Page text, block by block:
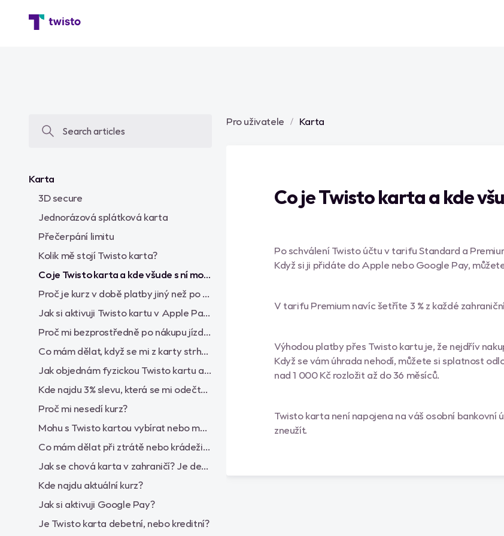
Karta
3D secure
Jednorázová splátková karta
Přečerpání limitu
Kolik mě stojí Twisto karta?
Co je Twisto karta a kde všude s ní mohu platit?
Proč je kurz v době platby jiný než po zaúčtování?
Jak si aktivuji Twisto kartu v Apple Pay?
Proč mi bezprostředně po nákupu jízdenky z terminálu byla z účtu odečtena částka 1 Kč?
Co mám dělat, když se mi z karty strhne platba, kterou jsem nedělal/a?
Jak objednám fyzickou Twisto kartu a jaký bude způsob doručení?
Kde najdu 3% slevu, která se mi odečte po každé platbě v cizí měně?
Proč mi nesedí kurz?
Mohu s Twisto kartou vybírat nebo měnit PIN?
Co mám dělat při ztrátě nebo krádeži karty?
Jak se chová karta v zahraničí? Je debetní nebo kreditní?
Kde najdu aktuální kurz?
Jak si aktivuji Google Pay?
Je Twisto karta debetní, nebo kreditní?
Pro uživatele Karta
Co je Twisto karta a kde
Po schválení Twisto účtu v tarifu Standard a
Když si ji přidáte do Apple nebo Google Pay,
V tarifu Premium navíc šetříte 3 % z každé
Výhodou platby přes Twisto kartu je, že nejdřív
Když se vám úhrada nehodí, můžete si splatnost
nad 1 000 Kč rozložit až do 36 měsíců.
Twisto karta není napojena na váš osobní bankovní
zneužít.